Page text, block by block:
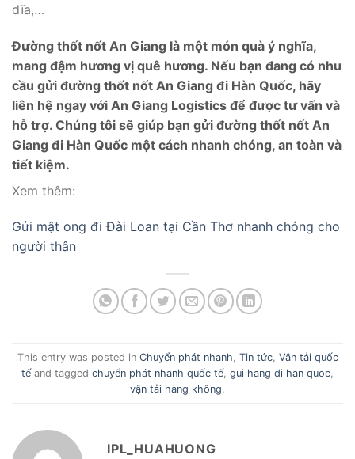
dĩa,…
Đường thốt nốt An Giang là một món quà ý nghĩa,
mang đậm hương vị quê hương. Nếu bạn đang có nhu
cầu gửi đường thốt nốt An Giang đi Hàn Quốc, hãy
liên hệ ngay với An Giang Logistics để được tư vấn và
hỗ trợ. Chúng tôi sẽ giúp bạn gửi đường thốt nốt An
Giang đi Hàn Quốc một cách nhanh chóng, an toàn và
tiết kiệm.
Xem thêm:
Gửi mật ong đi Đài Loan tại Cần Thơ nhanh chóng cho
người thân
This entry was posted in Chuyển phát nhanh Tin tức, Vận tải quốc
tế and tagged chuyển phát nhanh quốc tế gui hang di han quoc
vận tải hàng không.
IPL_HUAHUONG